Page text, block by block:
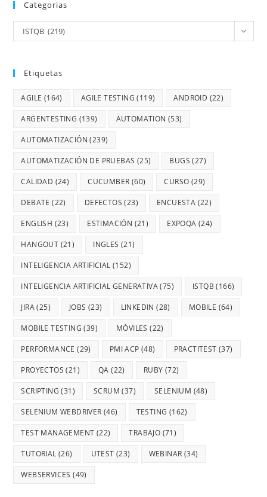
Categorias
ISTQB (219)
Etiquetas
AGILE (164) AGILE TESTING (119) ANDROID (22)
ARGENTESTING (139) AUTOMATION (53)
AUTOMATIZACIÓN (239)
AUTOMATIZACIÓN DE PRUEBAS (25) BUGS (27)
CALIDAD (24) CUCUMBER (60) CURSO (29)
DEBATE (22) DEFECTOS (23) ENCUESTA (22)
ENGLISH (23) ESTIMACIÓN (21) EXPOQA (24)
HANGOUT (21) INGLES (21)
INTELIGENCIA ARTIFICIAL (152)
INTELIGENCIA ARTIFICIAL GENERATIVA(75) ISTQB (166)
JIRA(25) JOBS (23) LINKEDIN (28) MOBILE (64)
MOBILE TESTING (39) MÓVILES (22)
PERFORMANCE (29) PMI ACP (48) PRACTITEST (37)
PROYECTOS (21) QA (22) RUBY (72)
SCRIPTING (31) SCRUM (37) SELENIUM (48)
SELENIUM WEBDRIVER (46) TESTING (162)
TEST MANAGEMENT (22) TRABAJO (71)
TUTORIAL (26) UTEST (23) WEBINAR (34)
WEBSERVICES (49)